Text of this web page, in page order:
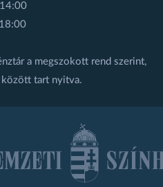
a megszokott rend szerint,
tart nyitva.